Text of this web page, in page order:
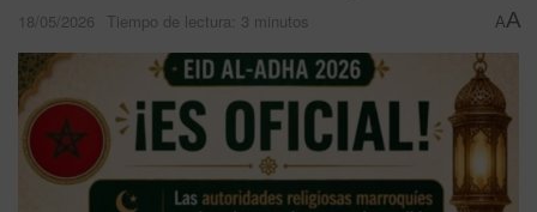
18/05/2026 Tiempo de lectura: 3 minutos AA